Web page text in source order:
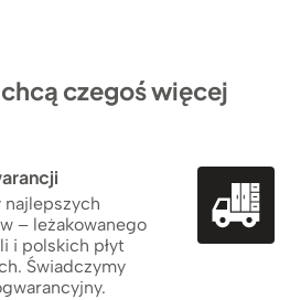
czegoś więcej
najlepszych
– leżakowanego
i polskich płyt
Świadczymy